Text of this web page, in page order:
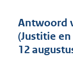
Antwoord
(Justitie
12